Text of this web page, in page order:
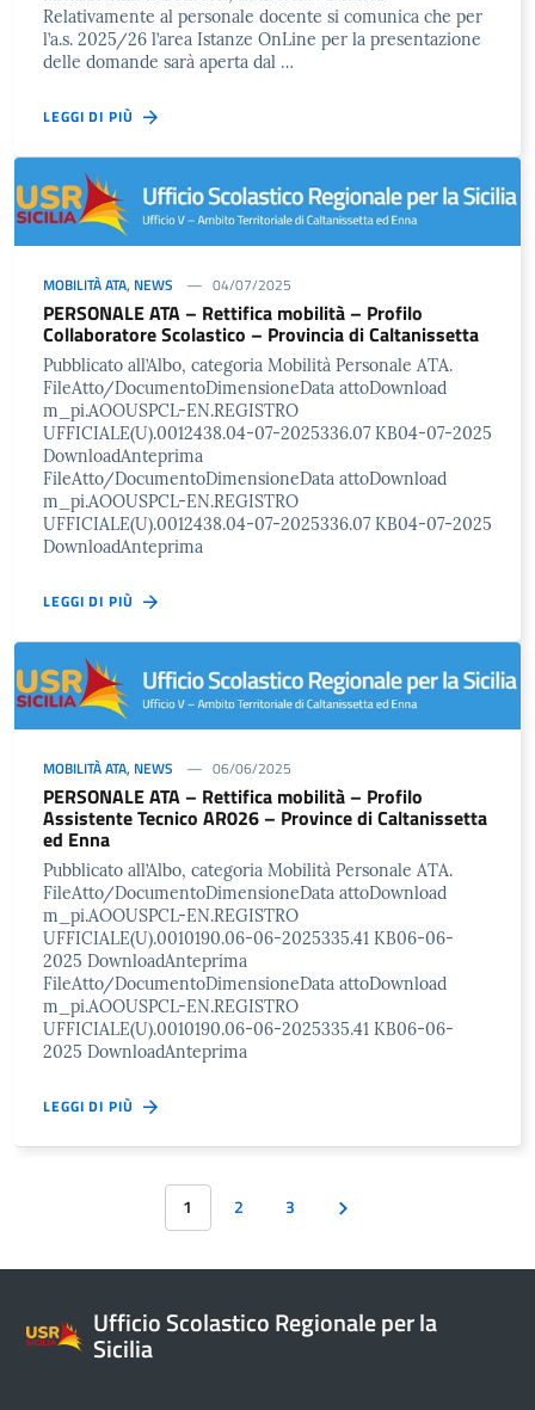
Relativamente al personale docente si comunica che per
l’a.s. 2025/26 l’area Istanze OnLine per la presentazione
delle domande sarà aperta dal …
LEGGI DI PIÙ
MOBILITÀ ATA, NEWS 04/07/2025
PERSONALE ATA – Rettifica mobilità – Profilo
Collaboratore Scolastico – Provincia di Caltanissetta
Pubblicato all’Albo, categoria Mobilità Personale ATA.
FileAtto/DocumentoDimensioneData attoDownload
m_pi.AOOUSPCL-EN.REGISTRO
UFFICIALE(U).0012438.04-07-2025336.07 KB04-07-2025
DownloadAnteprima
FileAtto/DocumentoDimensioneData attoDownload
m_pi.AOOUSPCL-EN.REGISTRO
UFFICIALE(U).0012438.04-07-2025336.07 KB04-07-2025
DownloadAnteprima
LEGGI DI PIÙ
MOBILITÀ ATA, NEWS 06/06/2025
PERSONALE ATA – Rettifica mobilità – Profilo
Assistente Tecnico AR026 – Province di Caltanissetta
ed Enna
Pubblicato all’Albo, categoria Mobilità Personale ATA.
FileAtto/DocumentoDimensioneData attoDownload
m_pi.AOOUSPCL-EN.REGISTRO
UFFICIALE(U).0010190.06-06-2025335.41 KB06-06-
2025 DownloadAnteprima
FileAtto/DocumentoDimensioneData attoDownload
m_pi.AOOUSPCL-EN.REGISTRO
UFFICIALE(U).0010190.06-06-2025335.41 KB06-06-
2025 DownloadAnteprima
LEGGI DI PIÙ
1 2 3
Ufficio Scolastico Regionale per la
Sicilia